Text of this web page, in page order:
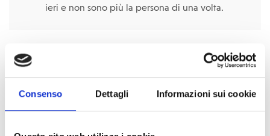
Consenso Dettagli Informazioni sui cookie
ieri e non sono più la persona di una volta.
Ogni mattina Amadou parte, con le sue capre, alla ricerca
dell'erba per il loro pascolo, assicurandosi di condurle in